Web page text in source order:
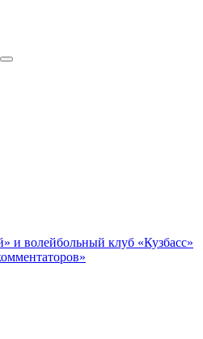
и волейбольный клуб «Кузбасс»